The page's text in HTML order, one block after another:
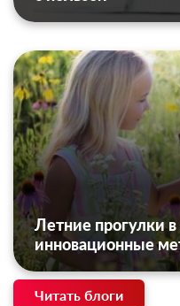
Летние прогулки
инновационные
Читать блоги